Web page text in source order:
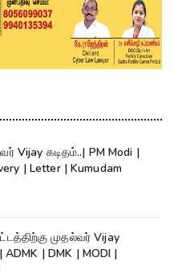
Vijay கடிதம்..| PM Modi |
TVK | BJP | Cauvery | Letter | Kumudam
முதல்வர் Vijay
ADMK | DMK | MODI |